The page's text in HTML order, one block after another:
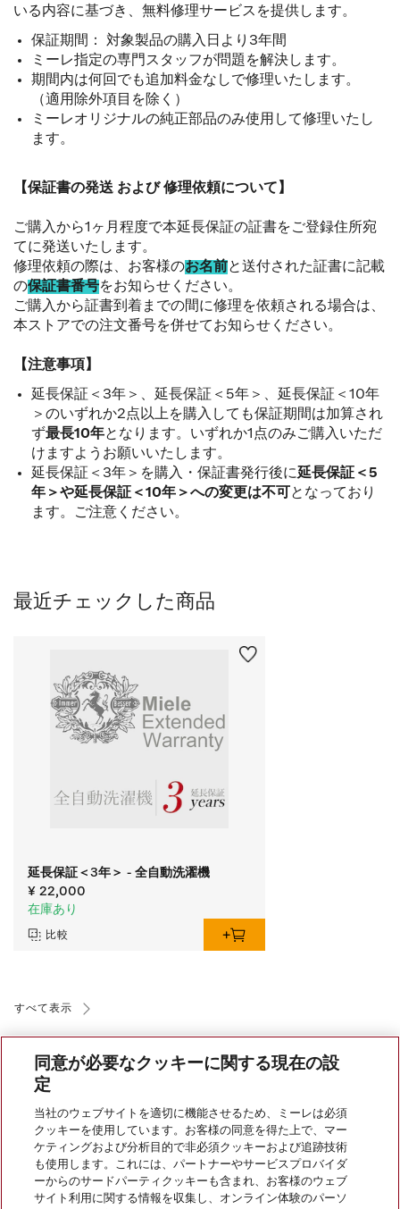
いる内容に基づき、無料修理サービスを提供します。
保証期間： 対象製品の購入日より3年間
ミーレ指定の専門スタッフが問題を解決します。
期間内は何回でも追加料金なしで修理いたします。
（適用除外項目を除く）
ミーレオリジナルの純正部品のみ使用して修理いたし
ます。
【保証書の発送 および 修理依頼について】
ご購入から1ヶ月程度で本延長保証の証書をご登録住所宛
てに発送いたします。
修理依頼の際は、お客様のお名前と送付された証書に記載
の保証書番号をお知らせください。
ご購入から証書到着までの間に修理を依頼される場合は、
本ストアでの注文番号を併せてお知らせください。
【注意事項】
延長保証＜3年＞、延長保証＜5年＞、延長保証＜10年
＞のいずれか2点以上を購入しても保証期間は加算され
ず最長10年となります。いずれか1点のみご購入いただ
けますようお願いいたします。
延長保証＜3年＞を購入・保証書発行後に延長保証＜5
年＞や延長保証＜10年＞への変更は不可 となっており
ます。ご注意ください。
最近チェックした商品
延長保証＜3年＞ - 全自動洗濯機
¥ 22,000
在庫あり
比較
すべて表示
会社案内
サービス
同意が必要なクッキーに関する現在の設
定
当社のウェブサイトを適切に機能させるため、ミーレは必須
クッキーを使用しています。お客様の同意を得た上で、マー
ケティングおよび分析目的で非必須クッキーおよび追跡技術
も使用します。これには、パートナーやサービスプロバイダ
ーからのサードパーティクッキーも含まれ、お客様のウェブ
サイト利用に関する情報を収集し、オンライン体験のパーソ